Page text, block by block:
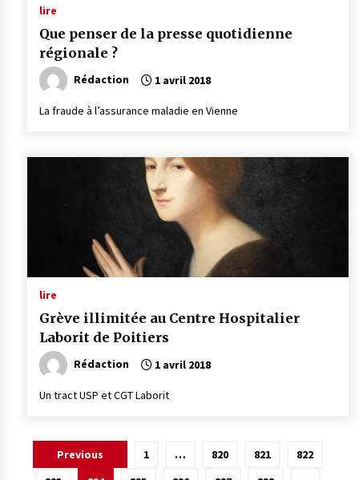
lire
Que penser de la presse quotidienne
régionale ?
Rédaction 1 avril 2018
La fraude à l’assurance maladie en Vienne
lire
Grève illimitée au Centre Hospitalier
Laborit de Poitiers
Rédaction 1 avril 2018
Un tract USP et CGT Laborit
Pagination
Previous 1 … 820 821
822